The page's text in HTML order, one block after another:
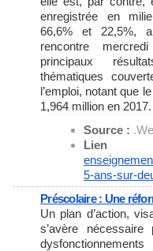
enregistrée en
66,6% et 22,5%,
rencontre
principaux
thématiques
l’emploi, notant que
1,964 million en 2017.
Source :
5-ans-sur-
Préscolaire : Une
Un plan d’action,
s’avère